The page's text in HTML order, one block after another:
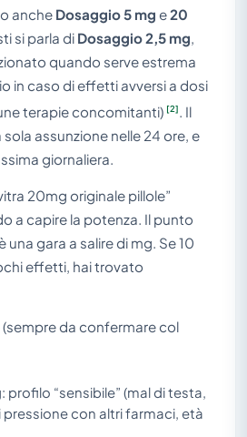
anche Dosaggio 5 mg e20
si parla di Dosaggio 2,5 mg
quando serve estrema
in caso di effetti avversi a dosi
terapie concomitanti) [2]
. Il
assunzione nelle 24 ore, e
giornaliera.
20mg originale pillole”
a capire la potenza. Il punto
una gara a salire di mg. Se 10
effetti, hai trovato
da confermare col
: profilo “sensibile” (mal di testa,
con altri farmaci, età